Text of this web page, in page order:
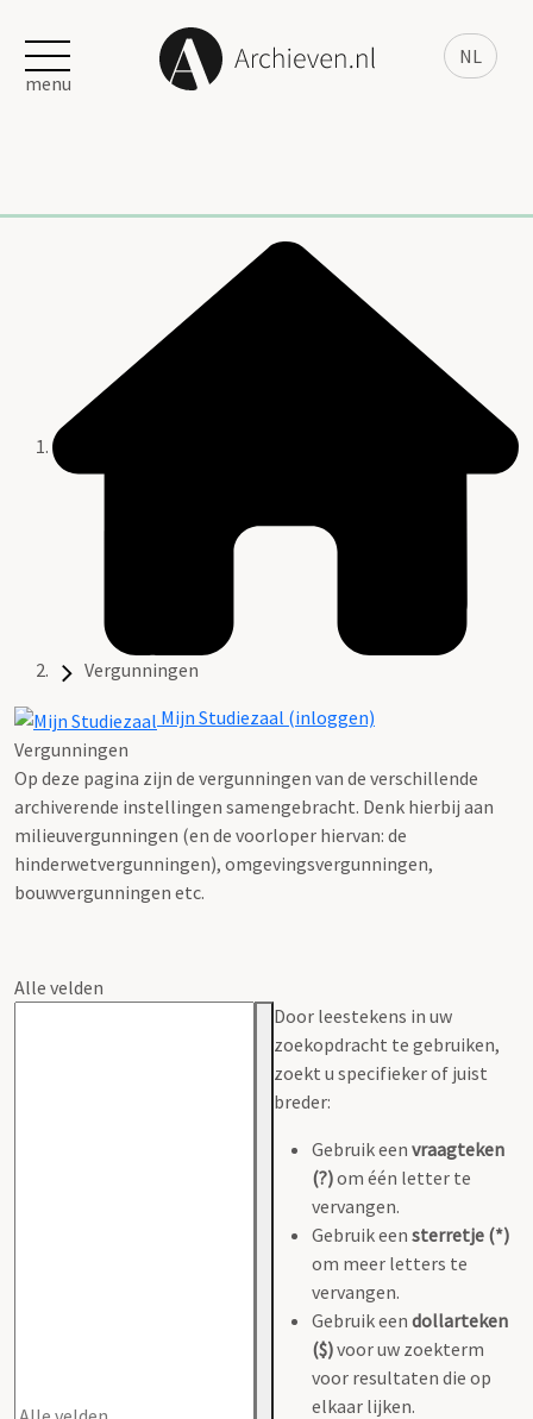
NL
menu
Vergunningen
Mijn Studiezaal (inloggen)
Vergunningen
Op deze pagina zijn de vergunningen van de verschillende
archiverende instellingen samengebracht. Denk hierbij aan
milieuvergunningen (en de voorloper hiervan: de
hinderwetvergunningen), omgevingsvergunningen,
bouwvergunningen etc.
Alle velden
Door leestekens in uw
zoekopdracht te gebruiken,
zoekt u specifieker of juist
breder:
Gebruik een vraagteken
(?)om één letter te
vervangen.
Gebruik een sterretje (*)
om meer letters te
vervangen.
Gebruik een dollarteken
($)voor uw zoekterm
voor resultaten die op
elkaar lijken.